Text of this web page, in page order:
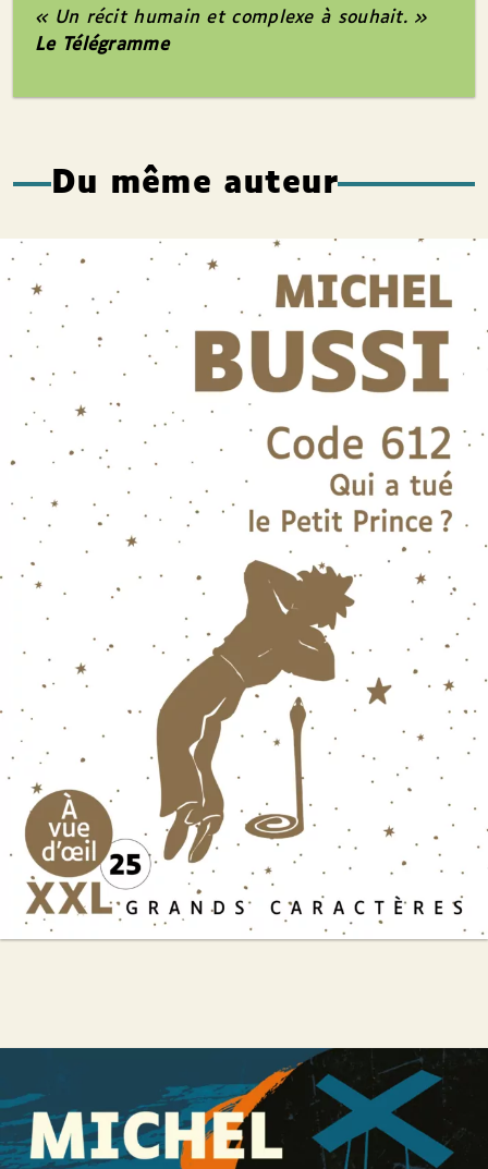
« Un récit humain et complexe à souhait. »
Le Télégramme
Du même auteur
Code 612. Qui a tué le Petit Prince ?
Michel Bussi
46